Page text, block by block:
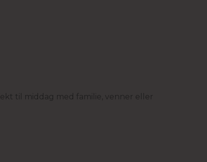
til middag med familie, venner eller